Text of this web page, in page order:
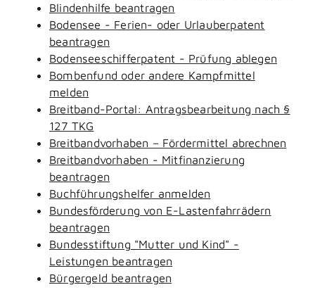
Blindenhilfe beantragen
Bodensee - Ferien- oder Urlauberpatent
beantragen
Bodenseeschifferpatent - Prüfung ablegen
Bombenfund oder andere Kampfmittel
melden
Breitband-Portal: Antragsbearbeitung nach §
127 TKG
Breitbandvorhaben – Fördermittel abrechnen
Breitbandvorhaben - Mitfinanzierung
beantragen
Buchführungshelfer anmelden
Bundesförderung von E-Lastenfahrrädern
beantragen
Bundesstiftung "Mutter und Kind" -
Leistungen beantragen
Bürgergeld beantragen